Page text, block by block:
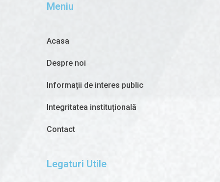
Meniu
Acasa
Despre noi
Informații de interes public
Integritatea instituțională
Contact
Legaturi Utile